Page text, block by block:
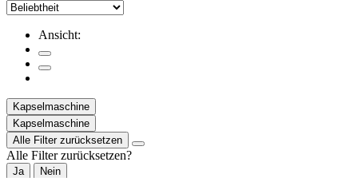
Ansicht:
Kapselmaschine
Kapselmaschine
Alle Filter zurücksetzen
Alle Filter zurücksetzen?
Ja Nein